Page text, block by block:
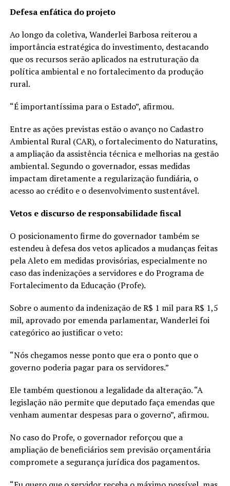
Defesa enfática do projeto
Ao longo da coletiva, Wanderlei Barbosa reiterou a
importância estratégica do investimento, destacando
que os recursos serão aplicados na estruturação da
política ambiental e no fortalecimento da produção
rural.
“É importantíssima para o Estado”, afirmou.
Entre as ações previstas estão o avanço no Cadastro
Ambiental Rural (CAR), o fortalecimento do Naturatins,
a ampliação da assistência técnica e melhorias na gestão
ambiental. Segundo o governador, essas medidas
impactam diretamente a regularização fundiária, o
acesso ao crédito e o desenvolvimento sustentável.
Vetos e discurso de responsabilidade fiscal
O posicionamento firme do governador também se
estendeu à defesa dos vetos aplicados a mudanças feitas
pela Aleto em medidas provisórias, especialmente no
caso das indenizações a servidores e do Programa de
Fortalecimento da Educação (Profe).
Sobre o aumento da indenização de R$ 1 mil para R$ 1,5
mil, aprovado por emenda parlamentar, Wanderlei foi
categórico ao justificar o veto:
“Nós chegamos nesse ponto que era o ponto que o
governo poderia pagar para os servidores.”
Ele também questionou a legalidade da alteração. “A
legislação não permite que deputado faça emendas que
venham aumentar despesas para o governo”, afirmou.
No caso do Profe, o governador reforçou que a
ampliação de beneficiários sem previsão orçamentária
compromete a segurança jurídica dos pagamentos.